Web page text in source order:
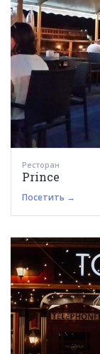
Ресторан
Prince
Посетить →